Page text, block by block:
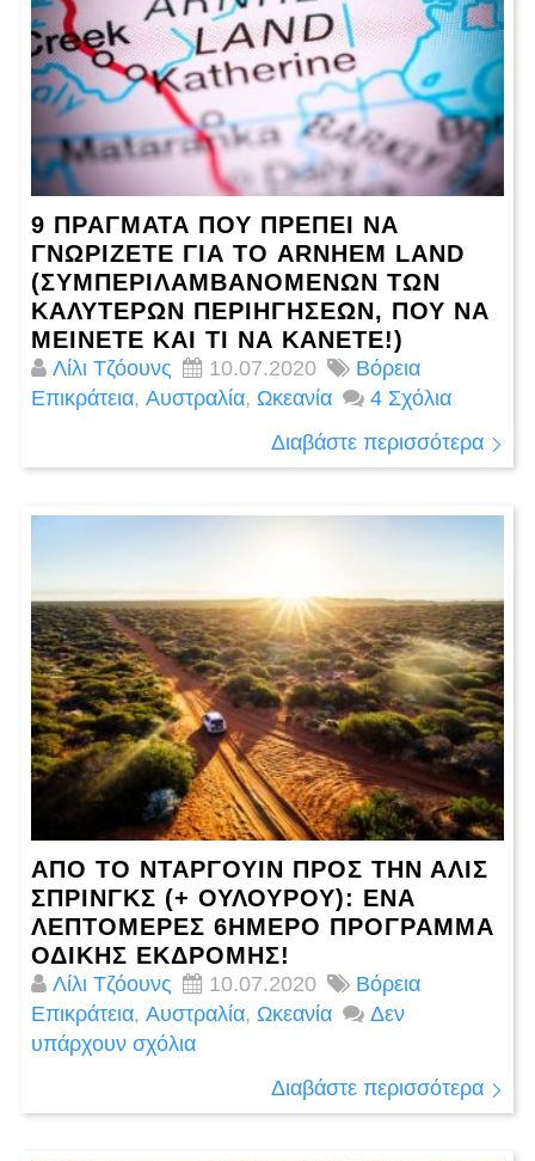
9 ΠΡΆΓΜΑΤΑ ΠΟΥ ΠΡΈΠΕΙ ΝΑ
ΓΝΩΡΊΖΕΤΕ ΓΙΑ ΤΟ ARNHEM LAND
(ΣΥΜΠΕΡΙΛΑΜΒΑΝΟΜΈΝΩΝ ΤΩΝ
ΚΑΛΎΤΕΡΩΝ ΠΕΡΙΗΓΉΣΕΩΝ, ΠΟΎ ΝΑ
ΜΕΊΝΕΤΕ ΚΑΙ ΤΙ ΝΑ ΚΆΝΕΤΕ!)
Λίλι Τζόουνς 10.07.2020
Βόρεια
Επικράτεια, Αυστραλία, Ωκεανία
4 Σχόλια
Διαβάστε περισσότερα
ΑΠΌ ΤΟ ΝΤΆΡΓΟΥΙΝ ΠΡΟΣ ΤΗΝ ΆΛΙΣ
ΣΠΡΙΝΓΚΣ (+ ΟΥΛΟΥΡΟΎ): ΈΝΑ
ΛΕΠΤΟΜΕΡΈΣ 6ΉΜΕΡΟ ΠΡΌΓΡΑΜΜΑ
ΟΔΙΚΉΣ ΕΚΔΡΟΜΉΣ!
Λίλι Τζόουνς 10.07.2020
Βόρεια
Επικράτεια, Αυστραλία, Ωκεανία
Δεν
υπάρχουν σχόλια
Διαβάστε περισσότερα